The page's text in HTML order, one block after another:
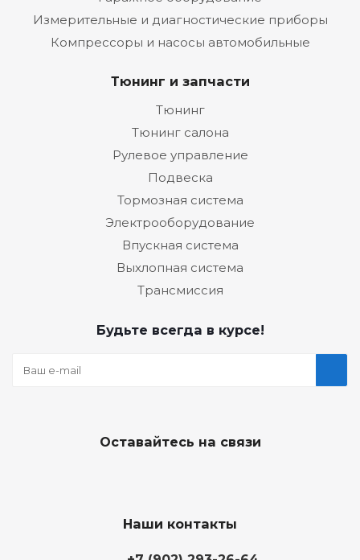
Измерительные и диагностические приборы
Компрессоры и насосы автомобильные
Тюнинг и запчасти
Тюнинг
Тюнинг салона
Рулевое управление
Подвеска
Тормозная система
Электрооборудование
Впускная система
Выхлопная система
Трансмиссия
Будьте всегда в курсе!
Оставайтесь на связи
Наши контакты